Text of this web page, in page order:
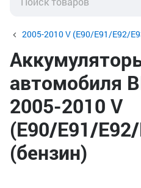
2005-2010 V (E90/E91/E92/
автомобиля
2005-2010 V
(E90/E91/
(бензин)